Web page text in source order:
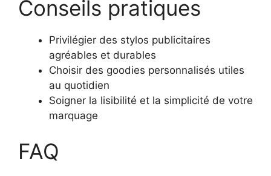
Conseils pratiques
Privilégier des stylos publicitaires
agréables et durables
Choisir des goodies personnalisés utiles
au quotidien
Soigner la lisibilité et la simplicité de votre
marquage
FAQ